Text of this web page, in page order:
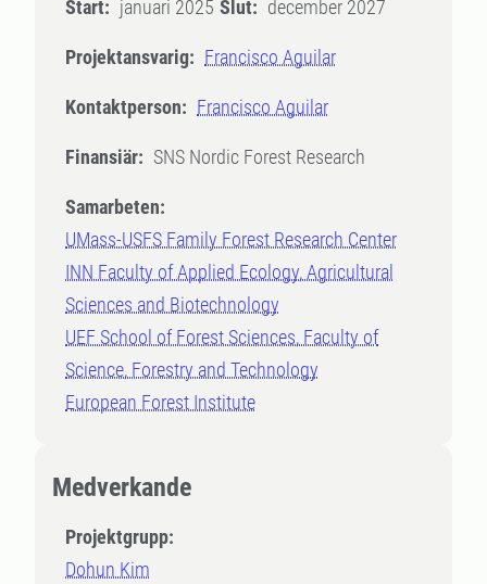
Start: januari 2025 Slut: december 2027
Projektansvarig: Francisco Aguilar
Kontaktperson: Francisco Aguilar
Finansiär: SNS Nordic Forest Research
Samarbeten:
UMass-USFS Family Forest Research Center
INN Faculty of Applied Ecology, Agricultural
Sciences and Biotechnology
UEF School of Forest Sciences, Faculty of
Science, Forestry and Technology
European Forest Institute
Medverkande
Projektgrupp:
Dohun Kim